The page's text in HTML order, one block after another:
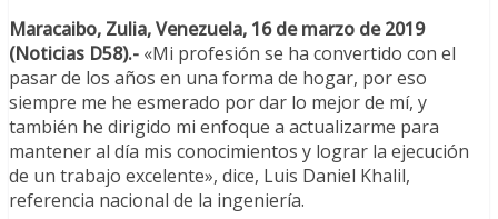
Maracaibo, Zulia, Venezuela, 16 de marzo de 2019
(Noticias D58).- «Mi profesión se ha convertido con el
pasar de los años en una forma de hogar, por eso
siempre me he esmerado por dar lo mejor de mí, y
también he dirigido mi enfoque a actualizarme para
mantener al día mis conocimientos y lograr la ejecución
de un trabajo excelente», dice, Luis Daniel Khalil,
referencia nacional de la ingeniería.